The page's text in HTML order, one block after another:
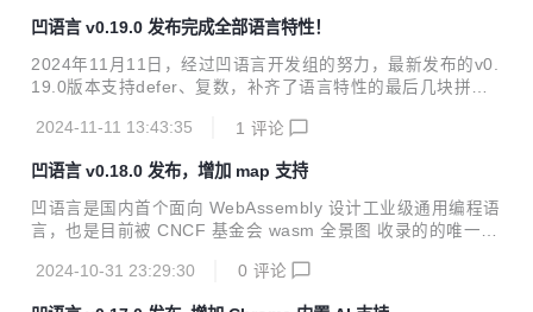
持链式调用 修复 wa fmt 对匿名结构体成员格式化的问题 完
善 println 打印复数 完善wat2c子命令 https://wa-lang.org/
凹语言 v0.19.0 发布完成全部语言特性！
2024年11月11日，经过凹语言开发组的努力，最新发布的v0.
19.0版本支持defer、复数，补齐了语言特性的最后几块拼
2024-11-11 13:43:35
1 评论
凹语言 v0.18.0 发布，增加 map 支持
凹语言是国内首个面向 WebAssembly 设计工业级通用编程语
言，也是目前被 CNCF 基金会 wasm 全景图 收录的的唯一一
同时增加了wat2c实验性子命令。 同时为了庆祝马斯克星舰第
2024-10-31 23:29:30 0 评论